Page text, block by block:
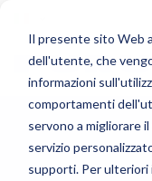
Il presente sito Web
dell'utente, che
informazioni
comportamenti
servono a migliorare
servizio
supporti. Per ulteriori